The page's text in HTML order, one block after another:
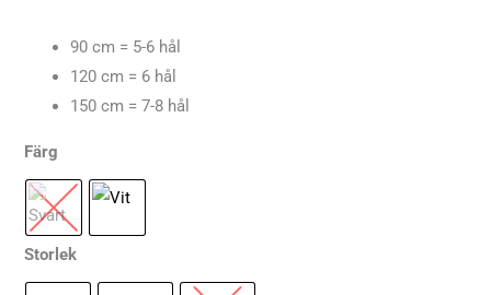
90 cm = 5-6 hål
120 cm = 6 hål
150 cm = 7-8 hål
Färg
Storlek